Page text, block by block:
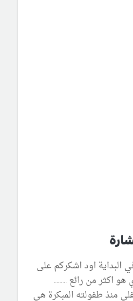
البداية اود اشكركم على
هو اكثر من رائع .........
منذ طفولته المبكرة هي